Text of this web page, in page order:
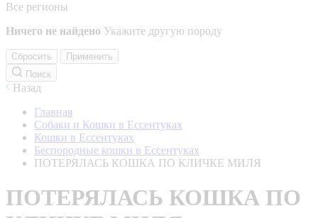
Все регионы
Ничего не найдено Укажите другую породу
Сбросить
Применить
Поиск
Назад
Главная
Собаки и Кошки в Ессентуках
Кошки в Ессентуках
Беспородные кошки в Ессентуках
ПОТЕРЯЛАСЬ КОШКА ПО КЛИЧКЕ МИЛЯ
ПОТЕРЯЛАСЬ КОШКА ПО